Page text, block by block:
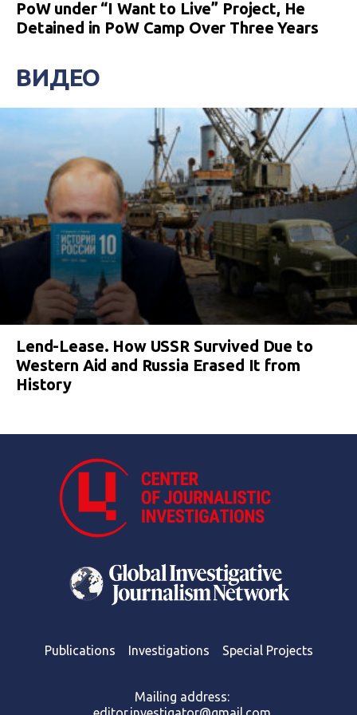
PoW under “I Want to Live” Project, He
Detained in PoW Camp Over Three Years
ВИДЕО
Lend-Lease. How USSR Survived Due to
Western Aid and Russia Erased It from
History
Publications Investigations Special Projects
Mailing address: